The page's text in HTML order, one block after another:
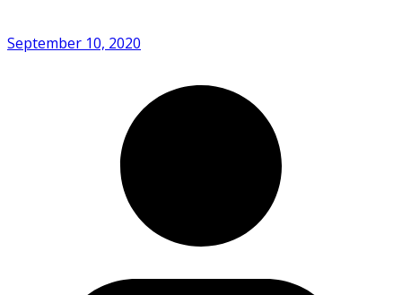
September 10, 2020